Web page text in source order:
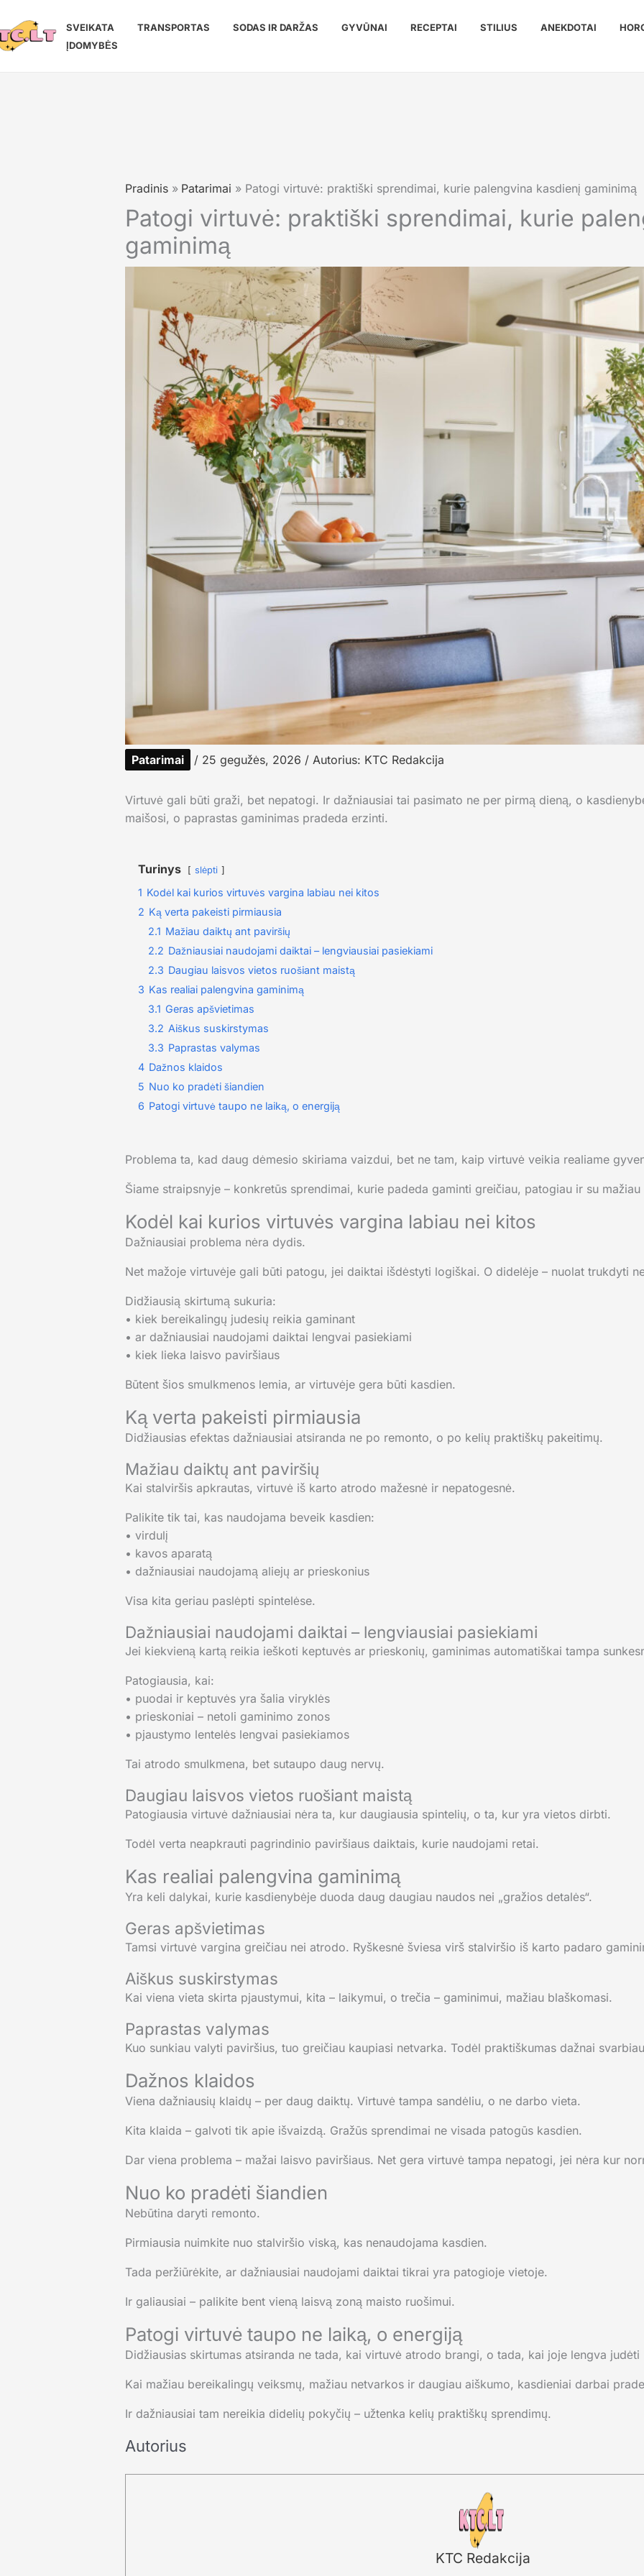
prie
turinio
SVEIKATA TRANSPORTAS SODAS IR DARŽAS GYVŪNAI RECEPTAI STILIUS ANEKDOTAI
ĮDOMYBĖS
Pradinis Patarimai Patogi virtuvė: praktiški sprendimai, kurie palengvina kasdienį gaminimą
Patogi virtuvė: praktiški sprendimai, kurie
gaminimą
Patarimai / 25 gegužės, 2026 / Autorius: KTC Redakcija
Virtuvė gali būti graži, bet nepatogi. Ir dažniausiai tai pasimato ne per pirmą dieną, o
maišosi, o paprastas gaminimas pradeda erzinti.
Turinys slėpti
1 Kodėl kai kurios virtuvės vargina labiau nei kitos
2 Ką verta pakeisti pirmiausia
2.1 Mažiau daiktų ant paviršių
2.2 Dažniausiai naudojami daiktai – lengviausiai pasiekiami
2.3 Daugiau laisvos vietos ruošiant maistą
3 Kas realiai palengvina gaminimą
3.1 Geras apšvietimas
3.2 Aiškus suskirstymas
3.3 Paprastas valymas
4 Dažnos klaidos
5 Nuo ko pradėti šiandien
6 Patogi virtuvė taupo ne laiką, o energiją
Problema ta, kad daug dėmesio skiriama vaizdui, bet ne tam, kaip virtuvė veikia realiame
Šiame straipsnyje – konkretūs sprendimai, kurie padeda gaminti greičiau, patogiau ir su
Kodėl kai kurios virtuvės vargina labiau nei kitos
Dažniausiai problema nėra dydis.
Net mažoje virtuvėje gali būti patogu, jei daiktai išdėstyti logiškai. O didelėje – nuolat trukdyti
Didžiausią skirtumą sukuria:
• kiek bereikalingų judesių reikia gaminant
• ar dažniausiai naudojami daiktai lengvai pasiekiami
• kiek lieka laisvo paviršiaus
Būtent šios smulkmenos lemia, ar virtuvėje gera būti kasdien.
Ką verta pakeisti pirmiausia
Didžiausias efektas dažniausiai atsiranda ne po remonto, o po kelių praktiškų pakeitimų.
Mažiau daiktų ant paviršių
Kai stalviršis apkrautas, virtuvė iš karto atrodo mažesnė ir nepatogesnė.
Palikite tik tai, kas naudojama beveik kasdien:
• virdulį
• kavos aparatą
• dažniausiai naudojamą aliejų ar prieskonius
Visa kita geriau paslėpti spintelėse.
Dažniausiai naudojami daiktai – lengviausiai pasiekiami
Jei kiekvieną kartą reikia ieškoti keptuvės ar prieskonių, gaminimas automatiškai tampa
Patogiausia, kai:
• puodai ir keptuvės yra šalia viryklės
• prieskoniai – netoli gaminimo zonos
• pjaustymo lentelės lengvai pasiekiamos
Tai atrodo smulkmena, bet sutaupo daug nervų.
Daugiau laisvos vietos ruošiant maistą
Patogiausia virtuvė dažniausiai nėra ta, kur daugiausia spintelių, o ta, kur yra vietos dirbti.
Todėl verta neapkrauti pagrindinio paviršiaus daiktais, kurie naudojami retai.
Kas realiai palengvina gaminimą
Yra keli dalykai, kurie kasdienybėje duoda daug daugiau naudos nei „gražios detalės“.
Geras apšvietimas
Tamsi virtuvė vargina greičiau nei atrodo. Ryškesnė šviesa virš stalviršio iš karto padaro
Aiškus suskirstymas
Kai viena vieta skirta pjaustymui, kita – laikymui, o trečia – gaminimui, mažiau blaškomasi.
Paprastas valymas
Kuo sunkiau valyti paviršius, tuo greičiau kaupiasi netvarka. Todėl praktiškumas dažnai
Dažnos klaidos
Viena dažniausių klaidų – per daug daiktų. Virtuvė tampa sandėliu, o ne darbo vieta.
Kita klaida – galvoti tik apie išvaizdą. Gražūs sprendimai ne visada patogūs kasdien.
Dar viena problema – mažai laisvo paviršiaus. Net gera virtuvė tampa nepatogi, jei nėra kur
Nuo ko pradėti šiandien
Nebūtina daryti remonto.
Pirmiausia nuimkite nuo stalviršio viską, kas nenaudojama kasdien.
Tada peržiūrėkite, ar dažniausiai naudojami daiktai tikrai yra patogioje vietoje.
Ir galiausiai – palikite bent vieną laisvą zoną maisto ruošimui.
Patogi virtuvė taupo ne laiką, o energiją
Didžiausias skirtumas atsiranda ne tada, kai virtuvė atrodo brangi, o tada, kai joje lengva judėti
Kai mažiau bereikalingų veiksmų, mažiau netvarkos ir daugiau aiškumo, kasdieniai darbai
Ir dažniausiai tam nereikia didelių pokyčių – užtenka kelių praktiškų sprendimų.
Autorius
KTC Redakcija